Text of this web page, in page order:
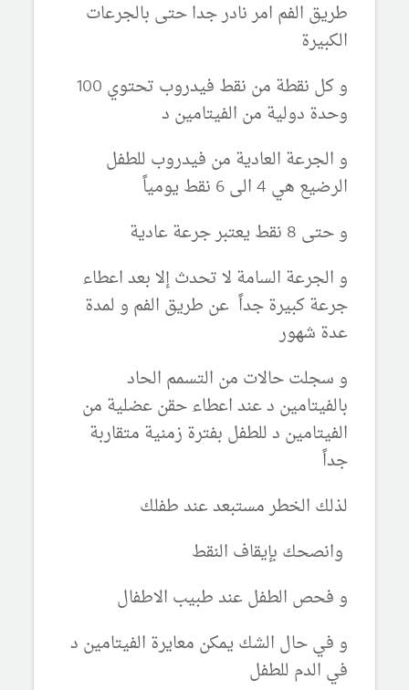
طريق الفم امر نادر جدا حتى بالجرعات
الكبيرة
و كل نقطة من نقط فيدروب تحتوي 100
وحدة دولية من الفيتامين د
و الجرعة العادية من فيدروب للطفل
الرضيع هي 4 الى 6 نقط يومياً
و حتى 8 نقط يعتبر جرعة عادية
و الجرعة السامة لا تحدث إلا بعد اعطاء
جرعة كبيرة جداً عن طريق الفم و لمدة
عدة شهور
و سجلت حالات من التسمم الحاد
بالفيتامين د عند اعطاء حقن عضلية من
الفيتامين د للطفل بفترة زمنية متقاربة
جداً
لذلك الخطر مستبعد عند طفلك
وانصحك بإيقاف النقط
و فحص الطفل عند طبيب الاطفال
و في حال الشك يمكن معايرة الفيتامين د
في الدم للطفل